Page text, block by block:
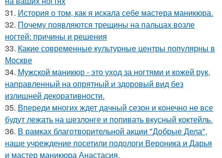
31. История о том, как я искала себе мастера маникюра.
32. Почему появляются трещины на пальцах возле
ногтей: причины и решения
33. Какие современные культурные центры популярны в
Москве
34. Мужской маникюр - это уход за ногтями и кожей рук,
направленный на опрятный и здоровый вид без
излишней декоративности.
35. Впереди многих ждет дачный сезон и конечно не все
будут лежать на шезлонге и попивать вкусный коктейль.
36. В рамках благотворительной акции "Добрые Дела",
наше учреждение посетили подологи Вероника и Дарья
и мастер маникюра Анастасия.